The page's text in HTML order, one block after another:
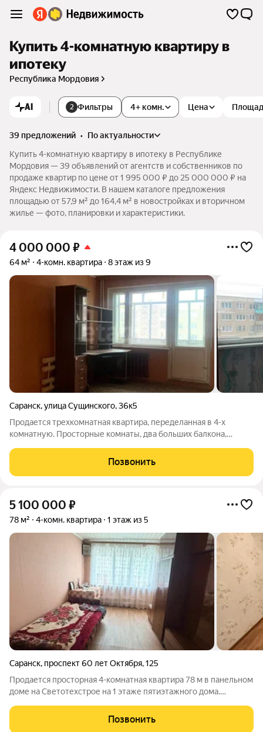
Купить 4-комнатную квартиру в
ипотеку
Республика Мордовия
AI 2 Фильтры 4+ комн. Цена
39 предложений •
по актуальности
Купить 4-комнатную квартиру в ипотеку в Республике
Мордовия — 39 объявлений от агентств и собственников по
продаже квартир по цене от 1 995 000 ₽ до 25 000 000 ₽ на
Яндекс Недвижимости. В нашем каталоге предложения
площадью от 57,9 м² до 164,4 м² в новостройках и вторичном
жилье — фото, планировки и характеристики.
4 000 000 ₽
64 м² 4-комн. квартира 8 этаж из 9
Саранск,улица Сущинского,36к5
Продается трехкомнатная квартира, переделанная в 4-х
комнатную. Просторные комнаты, два больших балкона,
жильцам. На ухоженной территории вокруг дома
расположены детская площадка и обширная
Позвонить
5 100 000 ₽
78 м² 4-комн. квартира 1 этаж из 5
Саранск, проспект 60 лет Октября,125
Продается просторная 4-комнатная квартира 78 м в панельном
доме на Светотехстрое на 1 этаже пятиэтажного дома.
максимальную приватность для каждого члена семьи. В
дополнение просторная кладовая.
Позвонить